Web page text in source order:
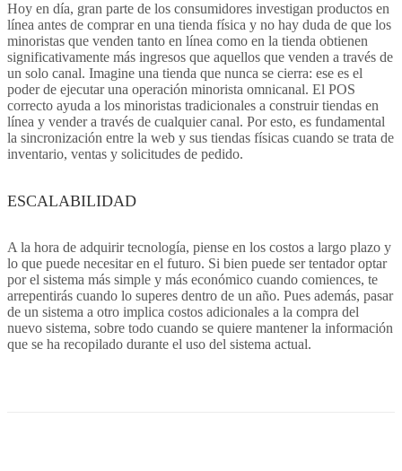
Hoy en día, gran parte de los consumidores investigan productos en
línea antes de comprar en una tienda física y no hay duda de que los
minoristas que venden tanto en línea como en la tienda obtienen
significativamente más ingresos que aquellos que venden a través de
un solo canal. Imagine una tienda que nunca se cierra: ese es el
poder de ejecutar una operación minorista omnicanal. El POS
correcto ayuda a los minoristas tradicionales a construir tiendas en
línea y vender a través de cualquier canal. Por esto, es fundamental
la sincronización entre la web y sus tiendas físicas cuando se trata de
inventario, ventas y solicitudes de pedido.
ESCALABILIDAD
A la hora de adquirir tecnología, piense en los costos a largo plazo y
lo que puede necesitar en el futuro. Si bien puede ser tentador optar
por el sistema más simple y más económico cuando comiences, te
arrepentirás cuando lo superes dentro de un año. Pues además, pasar
de un sistema a otro implica costos adicionales a la compra del
nuevo sistema, sobre todo cuando se quiere mantener la información
que se ha recopilado durante el uso del sistema actual.